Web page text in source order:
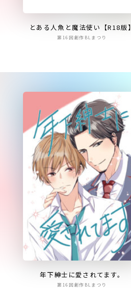
とある人魚と魔法使い【R18版】
第16回創作BLまつり
年下紳士に愛されてます。
第16回創作BLまつり